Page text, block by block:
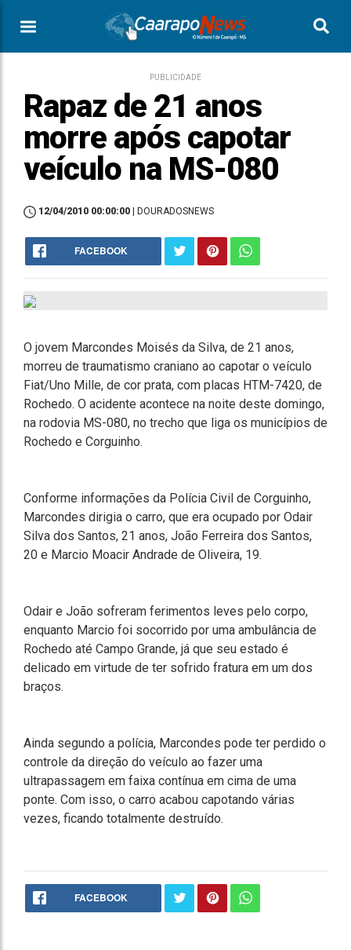
PUBLICIDADE
Rapaz de 21 anos
morre após capotar
veículo na MS-080
12/04/2010 00:00:00 | DOURADOSNEWS
FACEBOOK
O jovem Marcondes Moisés da Silva, de 21 anos,
morreu de traumatismo craniano ao capotar o veículo
Fiat/Uno Mille, de cor prata, com placas HTM-7420, de
Rochedo. O acidente acontece na noite deste domingo,
na rodovia MS-080, no trecho que liga os municípios de
Rochedo e Corguinho.
Conforme informações da Polícia Civil de Corguinho,
Marcondes dirigia o carro, que era ocupado por Odair
Silva dos Santos, 21 anos, João Ferreira dos Santos,
20 e Marcio Moacir Andrade de Oliveira, 19.
Odair e João sofreram ferimentos leves pelo corpo,
enquanto Marcio foi socorrido por uma ambulância de
Rochedo até Campo Grande, já que seu estado é
delicado em virtude de ter sofrido fratura em um dos
braços.
Ainda segundo a polícia, Marcondes pode ter perdido o
controle da direção do veículo ao fazer uma
ultrapassagem em faixa contínua em cima de uma
ponte. Com isso, o carro acabou capotando várias
vezes, ficando totalmente destruído.
FACEBOOK